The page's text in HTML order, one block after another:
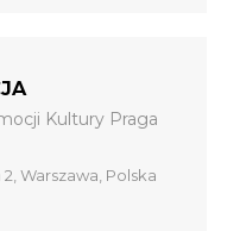
Kultury Praga
Warszawa, Polska